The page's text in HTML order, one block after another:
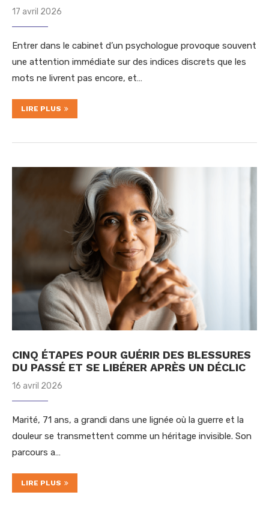
17 avril 2026
Entrer dans le cabinet d’un psychologue provoque souvent
une attention immédiate sur des indices discrets que les
mots ne livrent pas encore, et…
LIRE PLUS
CINQ ÉTAPES POUR GUÉRIR DES BLESSURES
DU PASSÉ ET SE LIBÉRER APRÈS UN DÉCLIC
16 avril 2026
Marité, 71 ans, a grandi dans une lignée où la guerre et la
douleur se transmettent comme un héritage invisible. Son
parcours a…
LIRE PLUS